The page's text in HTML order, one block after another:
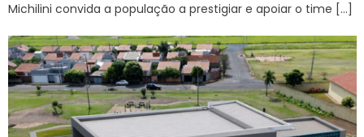
Michilini convida a população a prestigiar e apoiar o time […]